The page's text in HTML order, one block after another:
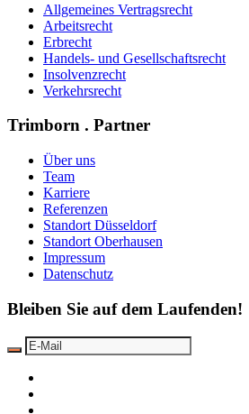
Allgemeines Vertragsrecht
Arbeitsrecht
Erbrecht
Handels- und Gesellschaftsrecht
Insolvenzrecht
Verkehrsrecht
Trimborn . Partner
Über uns
Team
Karriere
Referenzen
Standort Düsseldorf
Standort Oberhausen
Impressum
Datenschutz
Bleiben Sie auf dem Laufenden!